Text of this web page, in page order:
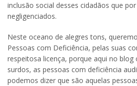
inclusão social desses cidadãos que
negligenciados.
Neste oceano de alegres tons,
Pessoas com Deficiência, pelas suas
respeitosa licença, porque aqui no
surdos, as pessoas com deficiência
podemos dizer que são aquelas